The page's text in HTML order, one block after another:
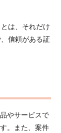
は、それだけ
信頼がある証
やサービスで
。また、案件